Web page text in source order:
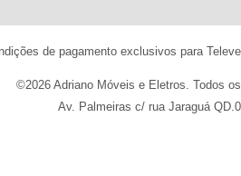
de pagamento exclusivos para
©2026 Adriano Móveis e Eletros. Todos
Av. Palmeiras c/ rua Jaraguá